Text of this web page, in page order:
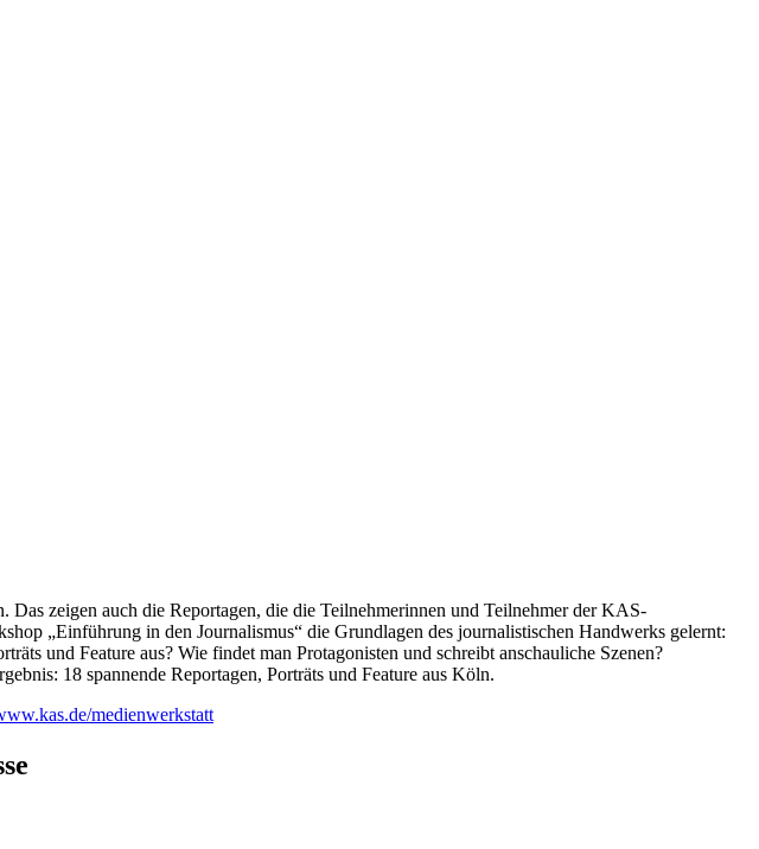
zeigen auch die Reportagen, die die Teilnehmerinnen und Teilnehmer der KAS-
„Einführung in den Journalismus“ die Grundlagen des journalistischen Handwerks gelernt:
und Feature aus? Wie findet man Protagonisten und schreibt anschauliche Szenen?
18 spannende Reportagen, Porträts und Feature aus Köln.
medienwerkstatt